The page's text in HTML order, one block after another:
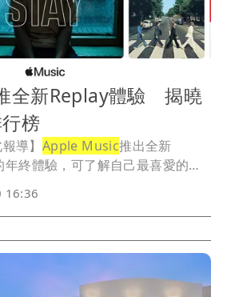
全新Replay體驗 揭曉
榜
導】 Apple Music推出全新
終體驗，可了解自己最喜愛的歌
等項目，並揭曉2022年熱門排行
LAROI 和 Justin Bieber 合作的作
16:36